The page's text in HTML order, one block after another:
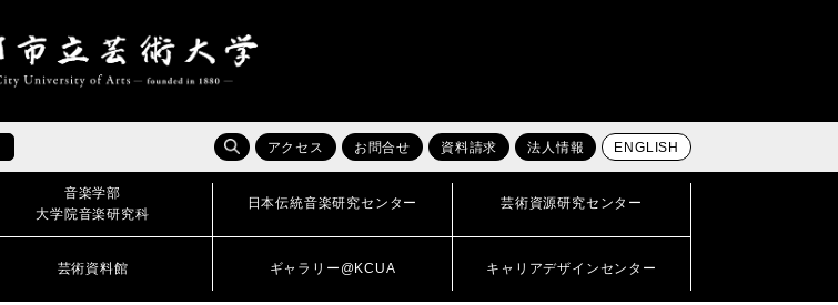
アクセス お問合せ 資料請求 法人情報 ENGLISH
音楽学部
大学院音楽研究科
日本伝統音楽研究センター 芸術資源研究センター
芸術資料館 ギャラリー@KCUA キャリアデザインセンター